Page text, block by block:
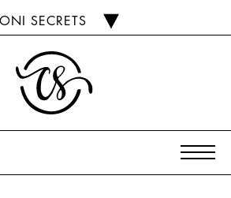
SECRETS